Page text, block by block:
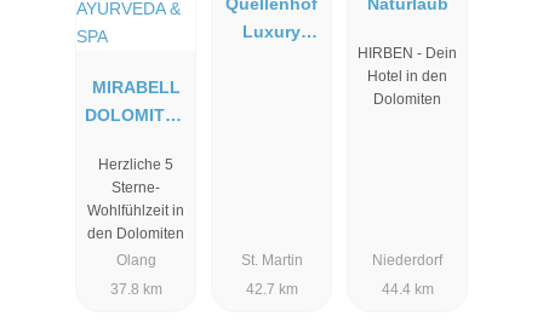
MIRABELL
DOLOMITES
LUXURY .
AYURVEDA
& SPA
Herzliche 5
Sterne-
Wohlfühlzeit in
den Dolomiten
Olang
37.8 km
Quellenhof
Luxury
St. Martin
42.7 km
Naturlaub
HIRBEN - Dein
Hotel in den
Dolomiten
Niederdorf
44.4 km